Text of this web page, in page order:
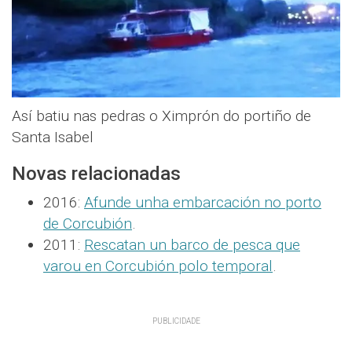
Así batiu nas pedras o Ximprón do portiño de
Santa Isabel
Novas relacionadas
2016: Afunde unha embarcación no porto
de Corcubión.
2011: Rescatan un barco de pesca que
varou en Corcubión polo temporal.